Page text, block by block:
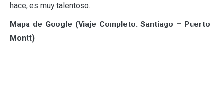
hace, es muy talentoso.
Mapa de Google (Viaje Completo: Santiago – Puerto
Montt)